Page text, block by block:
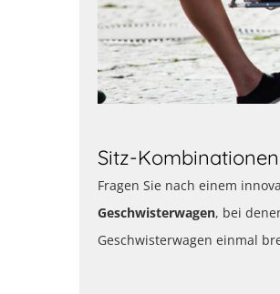
Sitz-
Fragen Sie nach einem
Geschwisterwagen, bei
Geschwisterwagen einmal